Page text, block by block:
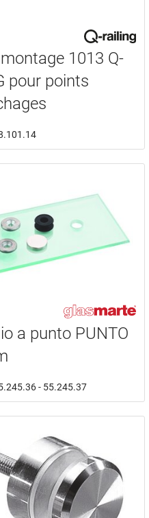
1013 Q-
pour points
a punto PUNTO
- 55.245.37